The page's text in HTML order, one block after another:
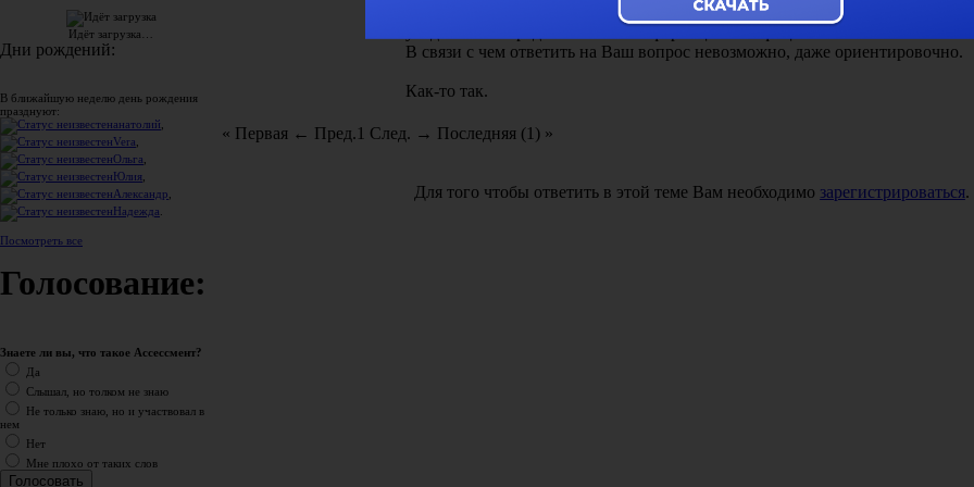
Идёт загрузка…
Дни рождений:
В ближайшую неделю день рождения
празднуют:
анатолий
Vera
Ольга
Юлия
Александр
Надежда
Посмотреть все
Голосование:
Знаете ли вы, что такое Ассессмент?
Да
Слышал, но толком не знаю
Не только знаю, но и участвовал в
нем
Нет
Мне плохо от таких слов
статистика по индивидуальным предпринимателям является практически
убедиться по представленной информации на официальном сайте
В связи с чем ответить на Ваш вопрос невозможно, даже ориентировочно.
Как-то так.
« Первая ← Пред.1 След. → Последняя (1) »
Для того чтобы ответить в этой теме Вам необходимо зарегистрироваться.